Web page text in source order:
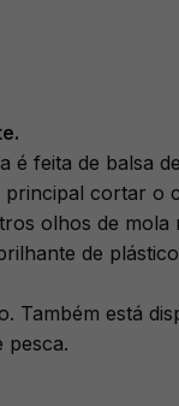
é feita de balsa
principal cortar o
olhos de mola
de
Também está
pesca.